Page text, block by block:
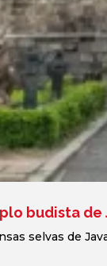
budista de
selvas de